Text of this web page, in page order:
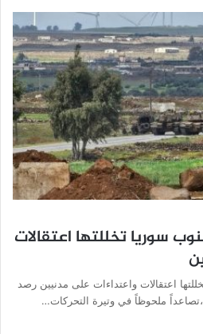
سوريا تخللتها اعتقالات
اعتقالات واعتداءات على مدنيين رصد
ملحوظاً في وتيرة التحركات…